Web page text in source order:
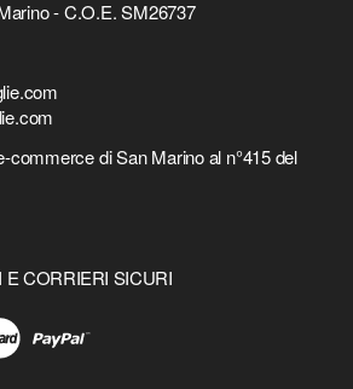
- C.O.E. SM26737
commerce di San Marino al n°415 del
E CORRIERI SICURI